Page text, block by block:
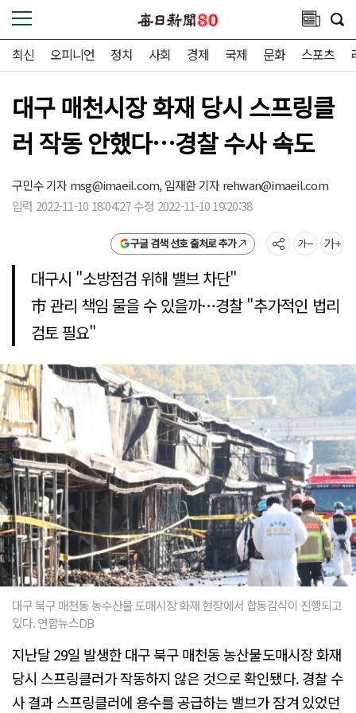
최신 오피니언 정치 사회 경제 국제 문화 스포츠
대구 매천시장 화재 당시 스프링클
러 작동 안했다…경찰 수사 속도
구민수 기자msg@imaeil.com,임재환 기자rehwan@imaeil.com
입력 2022-11-10 18:04:27 수정 2022-11-10 19:20:38
구글 검색 선호 출처로 추가
대구시 "소방점검 위해 밸브 차단"
市 관리 책임 물을 수 있을까…경찰 "추가적인 법리
검토 필요"
대구 북구 매천동 농수산물 도매시장 화재 현장에서 합동감식이 진행되고
있다. 연합뉴스DB
지난달 29일 발생한 대구 북구 매천동 농산물도매시장 화재
당시 스프링클러가 작동하지 않은 것으로 확인됐다. 경찰 수
사 결과 스프링클러에 용수를 공급하는 밸브가 잠겨 있었던